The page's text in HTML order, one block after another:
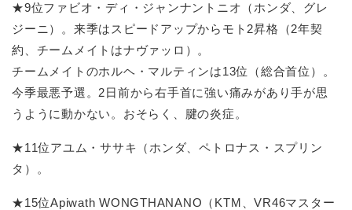
★9位ファビオ・ディ・ジャンナントニオ（ホンダ、グレ
ジーニ）。来季はスピードアップからモト2昇格（2年契
約、チームメイトはナヴァッロ）。
チームメイトのホルヘ・マルティンは13位（総合首位）。
今季最悪予選。2日前から右手首に強い痛みがあり手が思
うように動かない。おそらく、腱の炎症。
★11位アユム・ササキ（ホンダ、ペトロナス・スプリン
タ）。
★15位Apiwath WONGTHANANO（KTM、VR46マスター